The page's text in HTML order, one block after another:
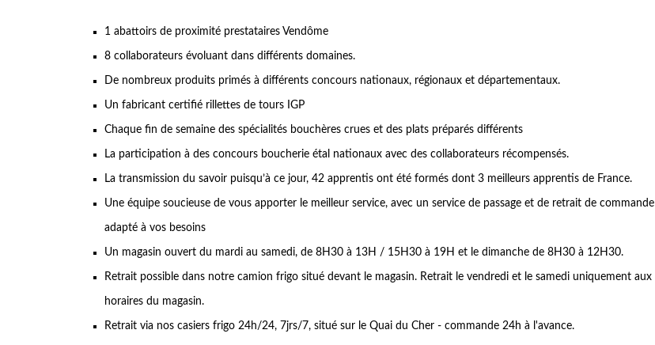
1 abattoirs de proximité prestataires Vendôme
8 collaborateurs évoluant dans différents domaines.
De nombreux produits primés à différents concours nationaux, régionaux et départementaux.
Un fabricant certifié rillettes de tours IGP
Chaque fin de semaine des spécialités bouchères crues et des plats préparés différents
La participation à des concours boucherie étal nationaux avec des collaborateurs récompensés.
La transmission du savoir puisqu’à ce jour, 42 apprentis ont été formés dont 3 meilleurs apprentis de France.
Une équipe soucieuse de vous apporter le meilleur service, avec un service de passage et de retrait de commande
adapté à vos besoins
Un magasin ouvert du mardi au samedi, de 8H30 à 13H / 15H30 à 19H et le dimanche de 8H30 à 12H30.
Retrait possible dans notre camion frigo situé devant le magasin. Retrait le vendredi et le samedi uniquement aux
horaires du magasin.
Retrait via nos casiers frigo 24h/24, 7jrs/7, situé sur le Quai du Cher - commande 24h à l'avance.